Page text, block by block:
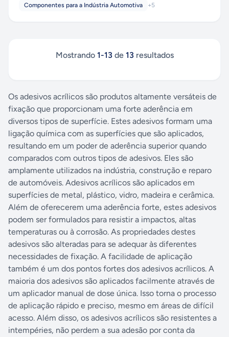
Componentes para a Indústria Automotiva
+5
Mostrando 1-13 de 13 resultados
Os adesivos acrílicos são produtos altamente versáteis de
fixação que proporcionam uma forte aderência em
diversos tipos de superfície. Estes adesivos formam uma
ligação química com as superfícies que são aplicados,
resultando em um poder de aderência superior quando
comparados com outros tipos de adesivos. Eles são
amplamente utilizados na indústria, construção e reparo
de automóveis. Adesivos acrílicos são aplicados em
superfícies de metal, plástico, vidro, madeira e cerâmica.
Além de oferecerem uma aderência forte, estes adesivos
podem ser formulados para resistir a impactos, altas
temperaturas ou à corrosão. As propriedades destes
adesivos são alteradas para se adequar às diferentes
necessidades de fixação. A facilidade de aplicação
também é um dos pontos fortes dos adesivos acrílicos. A
maioria dos adesivos são aplicados facilmente através de
um aplicador manual de dose única. Isso torna o processo
de aplicação rápido e preciso, mesmo em áreas de difícil
acesso. Além disso, os adesivos acrílicos são resistentes a
intempéries, não perdem a sua adesão por conta da